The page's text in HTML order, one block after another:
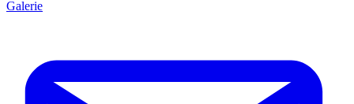
Galerie